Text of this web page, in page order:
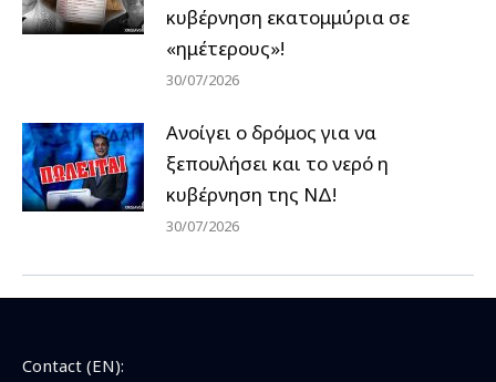
κυβέρνηση εκατομμύρια σε
«ημέτερους»!
30/07/2026
Ανοίγει ο δρόμος για να
ξεπουλήσει και το νερό η
κυβέρνηση της ΝΔ!
30/07/2026
Contact (EN):